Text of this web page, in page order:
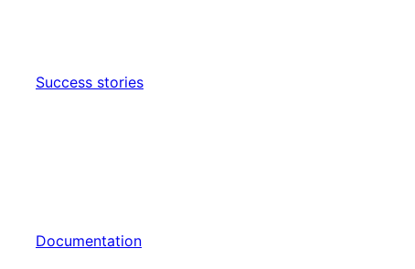
Success stories
Documentation